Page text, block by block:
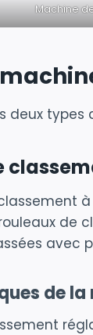
Machine
deux
de
avec
de la